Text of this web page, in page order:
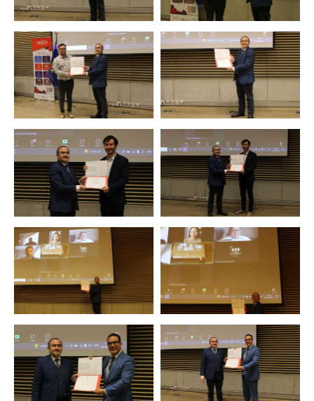
Zoom Zoom
Zoom Zoom
Zoom Zoom
Zoom Zoom